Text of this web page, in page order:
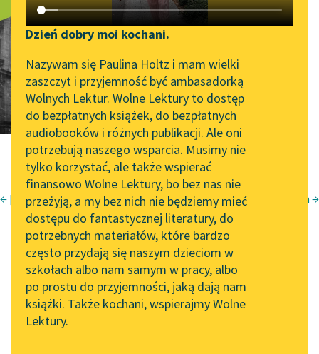
Katalog DAISY
Podkasty o książkach
Zgłoś brak utworu
Aktualności
„Prokurator Alicja Horn”
do słuchania
Byliśmy częścią AI Impact
Lab
Zapraszamy na spotkanie
online z tłumaczkami
literatury skandynawskiej
Spotkanie z Katarzyną
Tunkiel w Oslo
102. lata temu zmarł
Joseph Conrad
Narzędzia
Mapa Wolnych Lektur
Leśmianator
Przewodnik dla piszących i
czytających
API
OAI-PMH
Widget Wolnych Lektur
Przypisy
Dzień dobry moi kochani.
Nazywam się Paulina Holtz i mam wielki
zaszczyt i przyjemność być ambasadorką
Wolnych Lektur. Wolne Lektury to dostęp
do bezpłatnych książek, do bezpłatnych
audiobooków i różnych publikacji. Ale oni
potrzebują naszego wsparcia. Musimy nie
tylko korzystać, ale także wspierać
finansowo Wolne Lektury, bo bez nas nie
przeżyją, a my bez nich nie będziemy mieć
dostępu do fantastycznej literatury, do
potrzebnych materiałów, które bardzo
często przydają się naszym dzieciom w
szkołach albo nam samym w pracy, albo
po prostu do przyjemności, jaką dają nam
książki. Także kochani, wspierajmy Wolne
Lektury.
Hellada →
← [Tędy, przez wzgórza ciszą zarośnięte...]
Krzysztof Kamil Baczyński
Juwenilia II
Ciel brouillé
(tłum. z Ch. Baudelaire'a